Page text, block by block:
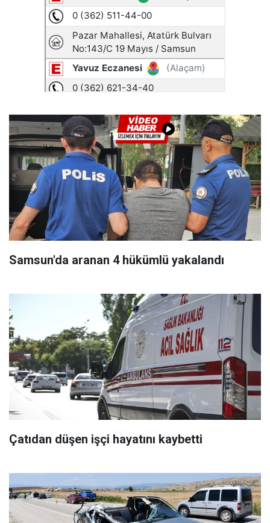
Samsun'da aranan 4 hükümlü yakalandı
Çatıdan düşen işçi hayatını kaybetti